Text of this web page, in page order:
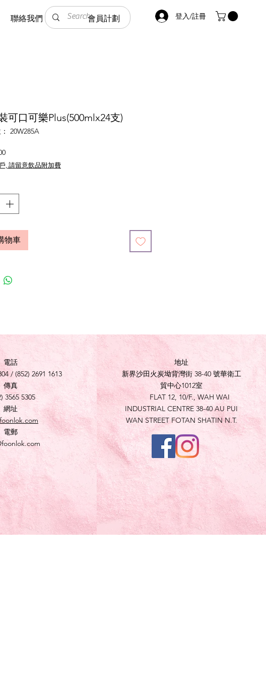
登入/註冊
聯絡我們 會員計劃
可口可樂Plus(500mlx24支)
20W285A
價
格
, 請留意飲品附加費
物車
電話
/ (852) 2691 1613
傳真
3565 5305
網址
電郵
地址
新界沙田火炭坳背灣街 38-40 號華衛工
貿中心1012室
FLAT 12, 10/F., WAH WAI
INDUSTRIAL CENTRE 38-40 AU PUI
WAN STREET FOTAN SHATIN N.T.